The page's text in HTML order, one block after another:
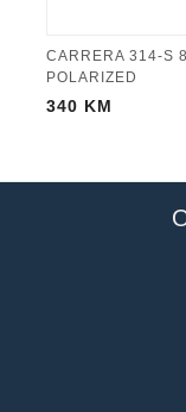
CARRERA 314-S
POLARIZED
340 KM